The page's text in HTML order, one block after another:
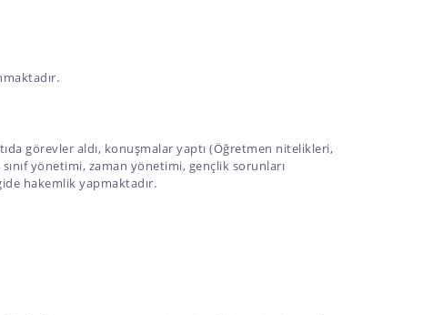
görevler aldı, konuşmalar yaptı (Öğretmen nitelikleri,
yönetimi, zaman yönetimi, gençlik sorunları
hakemlik yapmaktadır.